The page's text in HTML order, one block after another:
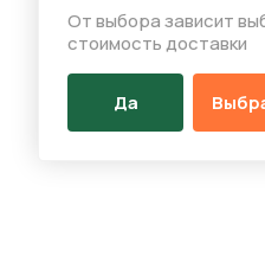
От выбора зависит
стоимость доставки
Да
Каталог/Велосипеды/